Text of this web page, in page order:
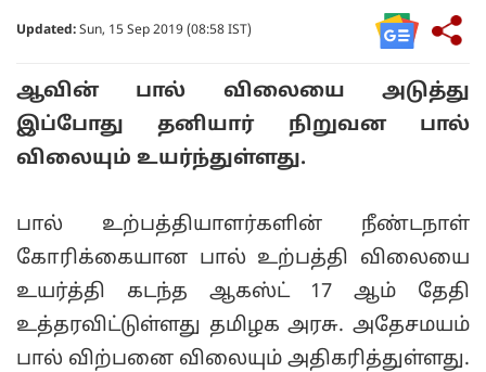
Updated: Sun, 15 Sep 2019 (08:58 IST)
ஆவின் பால் விலையை அடுத்து
இப்போது தனியார் நிறுவன பால்
விலையும் உயர்ந்துள்ளது.
பால் உற்பத்தியாளர்களின் நீண்டநாள்
கோரிக்கையான பால் உற்பத்தி விலையை
உயர்த்தி கடந்த ஆகஸ்ட் 17 ஆம் தேதி
உத்தரவிட்டுள்ளது தமிழக அரசு. அதேசமயம்
பால் விற்பனை விலையும் அதிகரித்துள்ளது.